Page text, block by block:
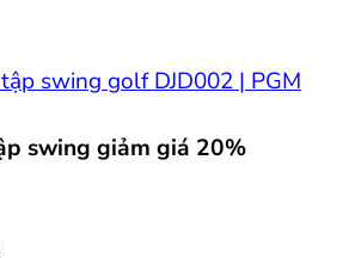
swing giảm giá 20%